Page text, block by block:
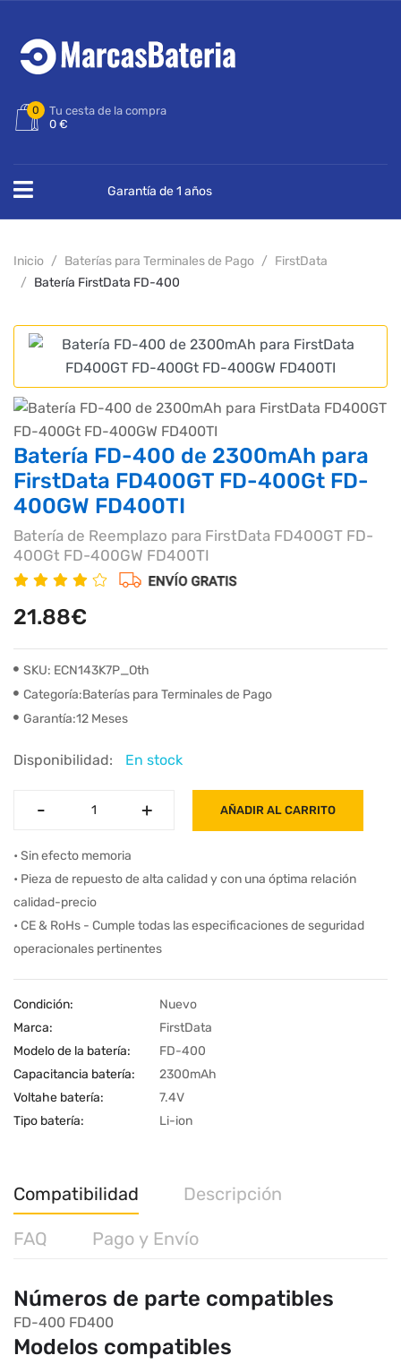
0
Tu cesta de la compra
0 €
Garantía de 1 años
Inicio Baterías para Terminales de Pago
FirstData
Batería FirstData FD-400
Batería FD-400 de 2300mAh para
FirstData FD400GT FD-400Gt FD-
400GW FD400TI
Batería de Reemplazo para FirstData FD400GT FD-
400Gt FD-400GW FD400TI
21.88€
SKU: ECN143K7P_Oth
Categoría:Baterías para Terminales de Pago
Garantía:12 Meses
Disponibilidad: En stock
- +
- + AÑADIR AL CARRITO
• Sin efecto memoria
• Pieza de repuesto de alta calidad y con una óptima relación
calidad-precio
• CE & RoHs - Cumple todas las especificaciones de seguridad
operacionales pertinentes
Condición:
Nuevo
Marca:
FirstData
Modelo de la batería:
FD-400
Capacitancia batería:
2300mAh
Voltahe batería:
7.4V
Tipo batería:
Li-ion
Compatibilidad Descripción
FAQ Pago y Envío
Números de parte compatibles
FD-400 FD400
Modelos compatibles